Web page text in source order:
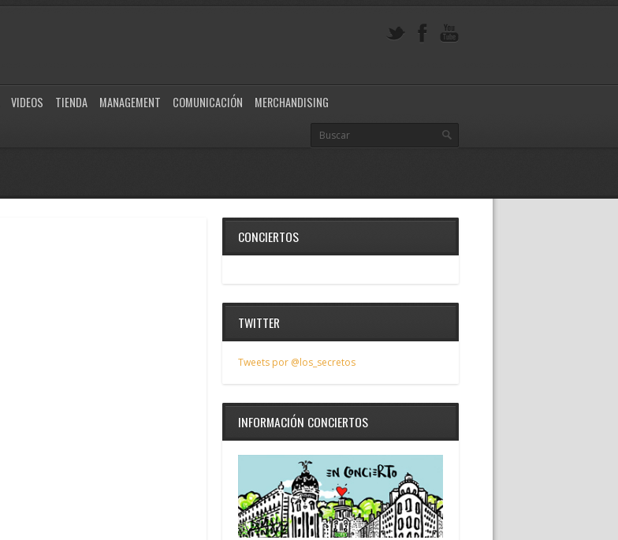
VIDEOS TIENDA MANAGEMENT COMUNICACIÓN MERCHANDISING
CONCIERTOS
TWITTER
Tweets por @los_secretos
INFORMACIÓN CONCIERTOS